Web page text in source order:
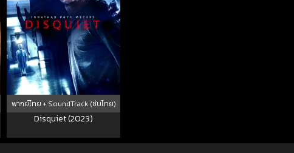
พากย์ไทย + SoundTrack (ซับไทย)
Disquiet (2023)